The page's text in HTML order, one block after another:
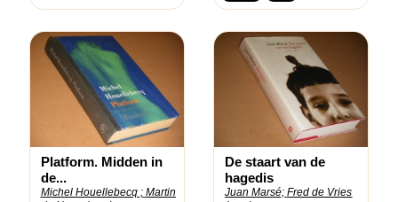
Platform. Midden in
de...
Michel Houellebecq ; Martin
De staart van de
hagedis
Juan Marsé; Fred de Vries